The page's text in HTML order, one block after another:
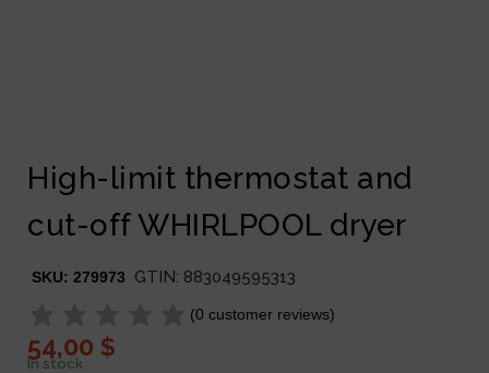
High-limit thermostat and
cut-off WHIRLPOOL dryer
SKU: 279973 GTIN: 883049595313
(0 customer reviews)
54,00 $
In stock